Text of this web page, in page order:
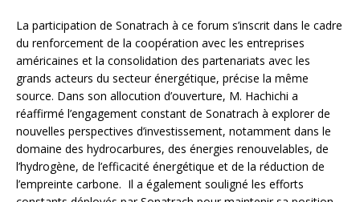
La participation de Sonatrach à ce forum s’inscrit dans le cadre
du renforcement de la coopération avec les entreprises
américaines et la consolidation des partenariats avec les
grands acteurs du secteur énergétique, précise la même
source. Dans son allocution d’ouverture, M. Hachichi a
réaffirmé l’engagement constant de Sonatrach à explorer de
nouvelles perspectives d’investissement, notamment dans le
domaine des hydrocarbures, des énergies renouvelables, de
l’hydrogène, de l’efficacité énergétique et de la réduction de
l’empreinte carbone. Il a également souligné les efforts